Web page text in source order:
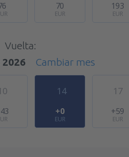
70
EUR
193
EUR
Vuelta:
Cambiar mes
14
+0
EUR
17
+59
EUR